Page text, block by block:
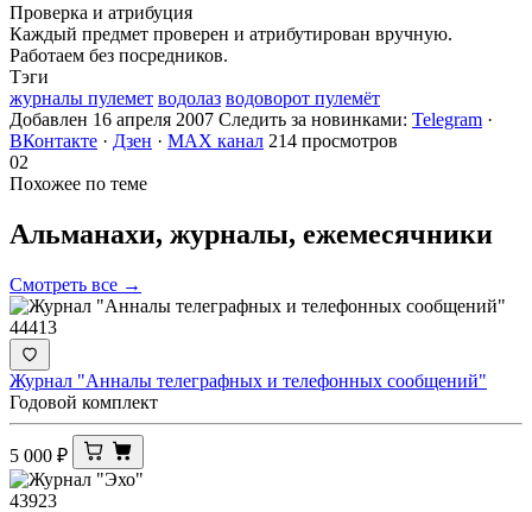
Проверка и атрибуция
Каждый предмет проверен и атрибутирован вручную.
Работаем без посредников.
Тэги
журналы пулемет водолаз водоворот пулемёт
Добавлен 16 апреля 2007 Следить за новинками: Telegram ·
ВКонтакте · Дзен · MAX канал 214 просмотров
02
Похожее по теме
Альманахи, журналы, ежемесячники
Смотреть все →
44413
Журнал "Анналы телеграфных и телефонных сообщений"
Годовой комплект
5 000 ₽
43923